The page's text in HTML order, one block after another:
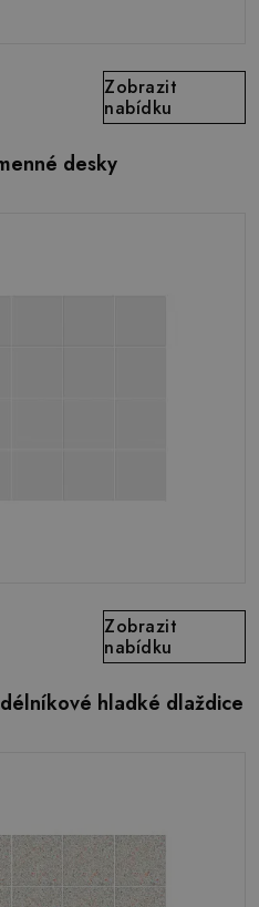
Zobrazit
nabídku
desky
Zobrazit
nabídku
hladké dlaždice